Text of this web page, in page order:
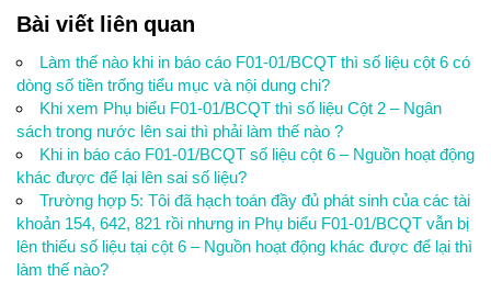
Bài viết liên quan
Làm thế nào khi in báo cáo F01-01/BCQT thì số liệu cột 6 có
dòng số tiền trống tiểu mục và nội dung chi?
Khi xem Phụ biểu F01-01/BCQT thì số liệu Cột 2 – Ngân
sách trong nước lên sai thì phải làm thế nào ?
Khi in báo cáo F01-01/BCQT số liệu cột 6 – Nguồn hoạt động
khác được để lại lên sai số liệu?
Trường hợp 5: Tôi đã hạch toán đầy đủ phát sinh của các tài
khoản 154, 642, 821 rồi nhưng in Phụ biểu F01-01/BCQT vẫn bị
lên thiếu số liệu tại cột 6 – Nguồn hoạt động khác được để lại thì
làm thế nào?